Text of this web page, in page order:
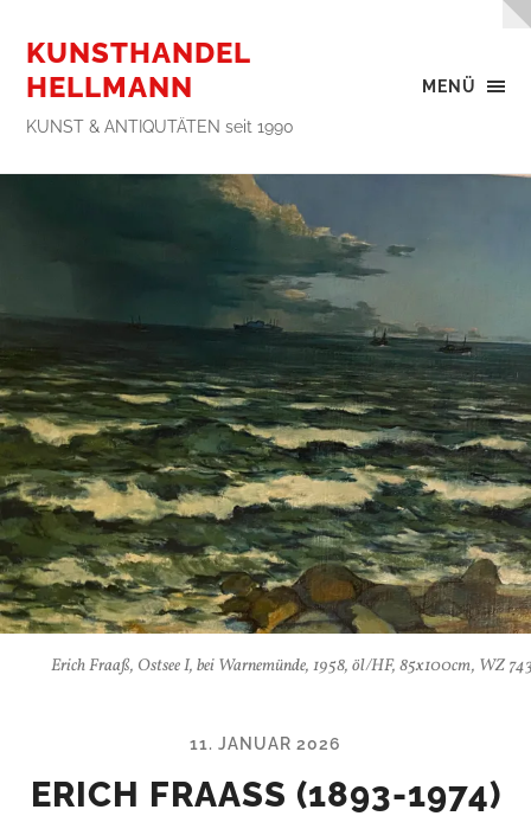
MENÜ
KUNSTHANDEL
HELLMANN
KUNST & ANTIQUTÄTEN seit 1990
Erich Fraaß, Ostsee I, bei Warnemünde, 1958, öl/HF, 85x100cm, WZ
11. JANUAR 2026
ERICH FRAASS (1893-1974)